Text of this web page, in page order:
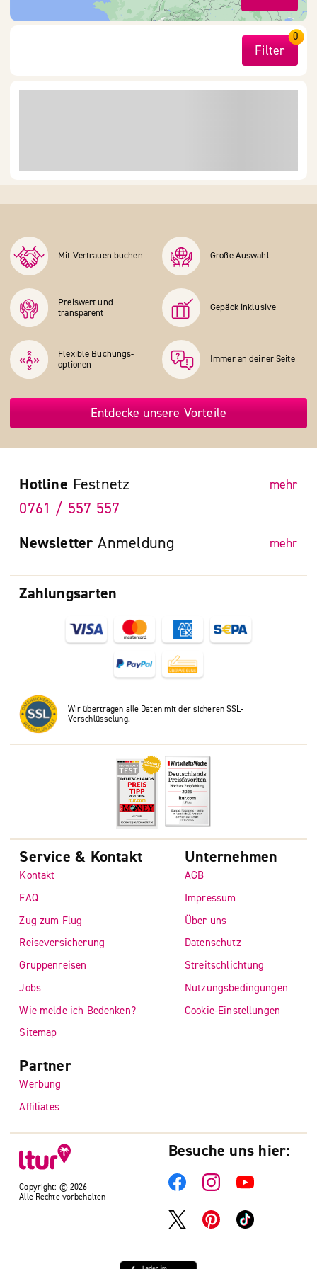
Filter
0
Mit Vertrauen buchen Große Auswahl
Preiswert und
transparent
Gepäck inklusive
Flexible Buchungs­
optionen
Immer an deiner Seite
Entdecke unsere Vorteile
Zahlungsarten
Wir übertragen alle Daten mit der sicheren SSL-
Verschlüsselung.
Hotline Festnetz mehr
0761 / 557 557
Newsletter Anmeldung mehr
Copyright: © 2026
Alle Rechte vorbehalten
Service & Kontakt
Kontakt
FAQ
Zug zum Flug
Reiseversicherung
Gruppenreisen
Jobs
Wie melde ich Bedenken?
Sitemap
Unternehmen
AGB
Impressum
Über uns
Datenschutz
Streitschlichtung
Nutzungsbedingungen
Cookie-Einstellungen
Partner
Werbung
Affiliates
Besuche uns hier: